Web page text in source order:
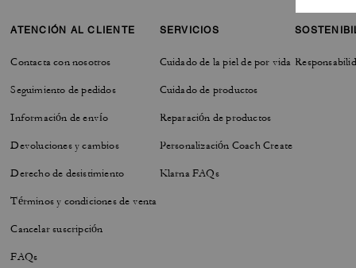
ATENCIÓN AL CLIENTE
Contacta con nosotros
Seguimiento de pedidos
Información de envío
Devoluciones y cambios
Derecho de desistimiento
Términos y condiciones de venta
Cancelar suscripción
FAQs
SERVICIOS
Cuidado de la piel de por vida
Cuidado de productos
Reparación de productos
Personalización Coach Create
Klarna FAQs